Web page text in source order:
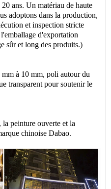
ans. Un matériau de haute
adoptons dans la production,
et inspection stricte
d'exportation
sûr et long des produits.)
à 10 mm, poli autour du
transparent pour soutenir le
peinture ouverte et la
chinoise Dabao.